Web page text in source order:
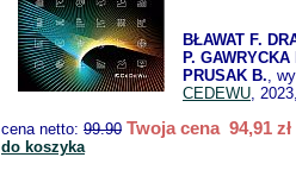
BŁAWAT F.
P.
PRUSAK B.,
CEDEWU,
cena netto: 99.90 Twoja cena 94,91 zł
do koszyka